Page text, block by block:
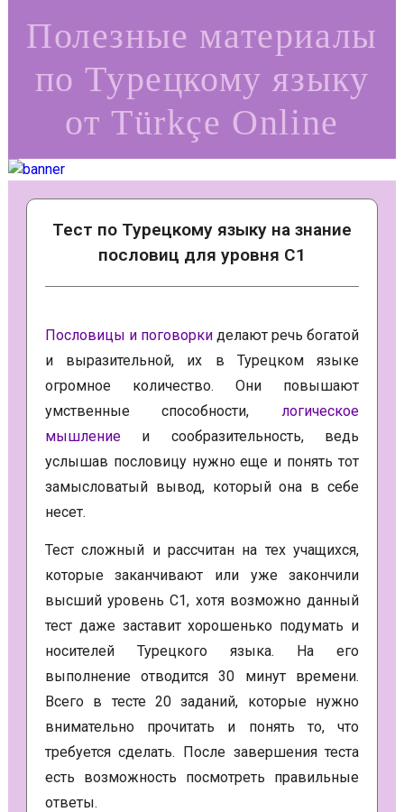
Полезные материалы
по Турецкому языку
от Türkçe Online
Тест по Турецкому языку на знание
пословиц для уровня C1
Пословицы и поговоркиделают речь богатой
и выразительной, их в Турецком языке
огромное количество.Они повышают
умственные способности,логическое
мышлениеи сообразительность, ведь
услышав пословицу нужно еще и понять тот
замысловатый вывод, который она в себе
несет.
Тест сложный и рассчитан на тех учащихся,
которые заканчивают или уже закончили
высший уровень C1, хотя возможно данный
тест даже заставит хорошенько подумать и
носителей Турецкого языка. На его
выполнение отводится 30 минут времени.
Всего в тесте 20 заданий, которые нужно
внимательно прочитать и понять то, что
требуется сделать. После завершения теста
есть возможность посмотреть правильные
ответы.